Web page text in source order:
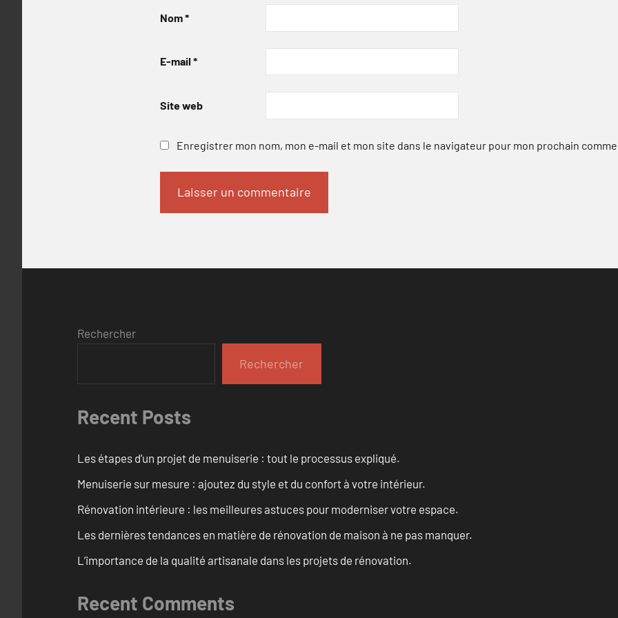
Nom*
E-mail *
Site web
Enregistrer mon nom, mon e-mail et mon site dans le navigateur pour mon prochain
Rechercher
Rechercher
Recent Posts
Les étapes d’un projet de menuiserie : tout le processus expliqué.
Menuiserie sur mesure : ajoutez du style et du confort à votre intérieur.
Rénovation intérieure : les meilleures astuces pour moderniser votre espace.
Les dernières tendances en matière de rénovation de maison à ne pas manquer.
L’importance de la qualité artisanale dans les projets de rénovation.
Recent Comments